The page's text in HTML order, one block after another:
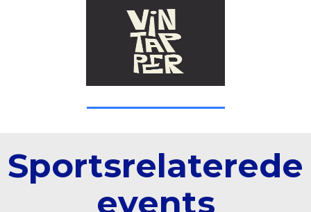
Sportsrelaterede
events